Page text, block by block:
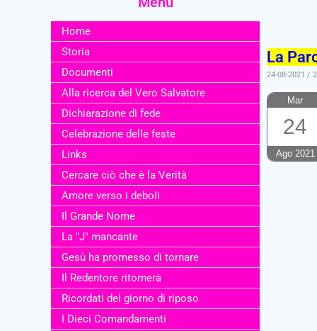
Home
Storia
Documenti
Alla ricerca del Vero Salvatore
Dichiarazione di fede
Celebrazione delle feste
Links
Cercare ciò che è la Verità
Amore verso i deboli
Il Grande Nome
La "J" mancante
Gesù ha promesso di tornare
Il Redentore ritornerà
Ricordati del giorno di riposo
I Dieci Comandamenti
La
24-08-2021 /
Mar
24
Ago 2021